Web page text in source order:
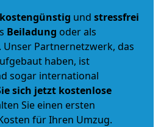
kostengünstig und stressfrei
Beiladung oder als
. Unser Partnernetzwerk, das
haben, ist
sogar international
sich jetzt kostenlose
Sie einen ersten
für Ihren Umzug.